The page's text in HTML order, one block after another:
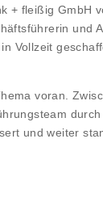
+ fleißig
Vollzeit
voran.
und weiter